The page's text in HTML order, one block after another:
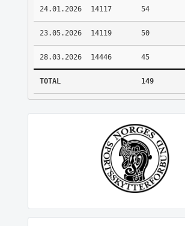
24.01.2026 14117 54
23.05.2026 14119 50
28.03.2026 14446 45
TOTAL 149